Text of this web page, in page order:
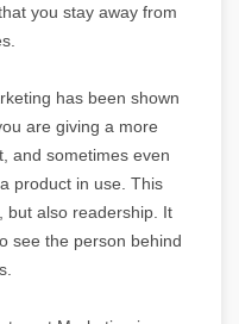
you stay away from
has been shown
are giving a more
and sometimes even
product in use. This
but also readership. It
see the person behind